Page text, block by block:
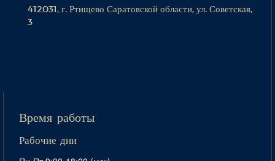
412031, г. Ртищево Саратовской области, ул. Советская,
3
Время работы
Рабочие дни